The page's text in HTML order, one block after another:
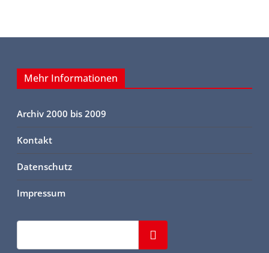
Mehr Informationen
Archiv 2000 bis 2009
Kontakt
Datenschutz
Impressum
Suchen